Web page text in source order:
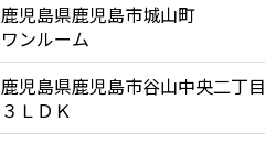
鹿児島県鹿児島市城山町
ワンルーム
鹿児島県鹿児島市谷山中央二丁目
３ＬＤＫ